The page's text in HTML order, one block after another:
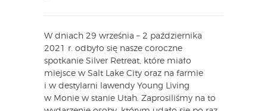
W dniach 29 września – 2 października
2021 r. odbyło się nasze coroczne
spotkanie Silver Retreat, które miało
miejsce w Salt Lake City oraz na farmie
i w destylarni lawendy Young Living
w Monie w stanie Utah. Zaprosiliśmy na to